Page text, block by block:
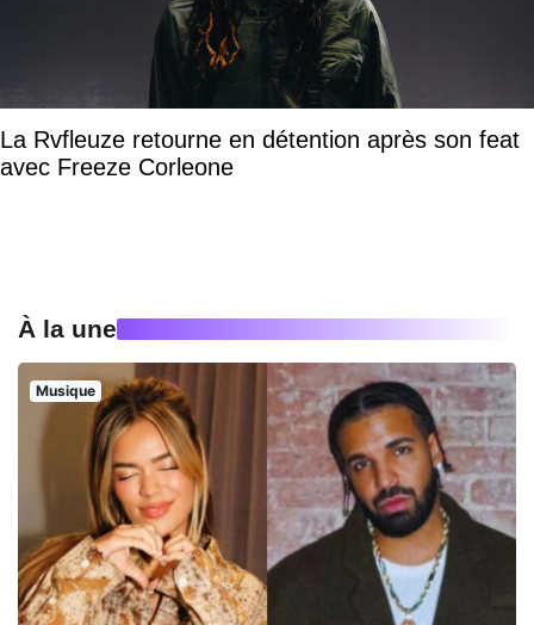
La Rvfleuze retourne en détention après son feat
avec Freeze Corleone
À la une
Musique